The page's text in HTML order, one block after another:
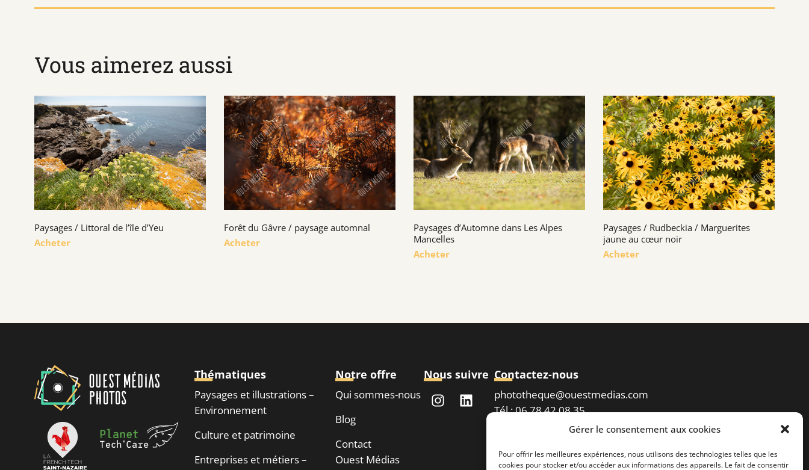
Gérer le consentement aux cookies
Pour offrir les meilleures expériences, nous utilisons des technologies telles que les
cookies pour stocker et/ou accéder aux informations des appareils. Le fait de consentir
Vous aimerez aussi
Paysages / Littoral de l’île d’Yeu
Acheter
Forêt du Gâvre / paysage automnal
Acheter
Paysages d’Automne dans Les Alpes
Mancelles
Acheter
Paysages / Rudbeckia / Marguerites
jaune au cœur noir
Acheter
Thématiques
Paysages et illustrations –
Environnement
Culture et patrimoine
Entreprises et métiers –
Notre offre
Qui sommes-nous
Blog
Contact
Ouest Médias
Nous suivre Contactez-nous
phototheque@ouestmedias.com
Tél : 06 78 42 08 35